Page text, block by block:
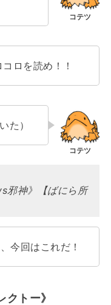
ロを読め！！
た）
邪神》【ばにら所
今回はこれだ！
クトー》